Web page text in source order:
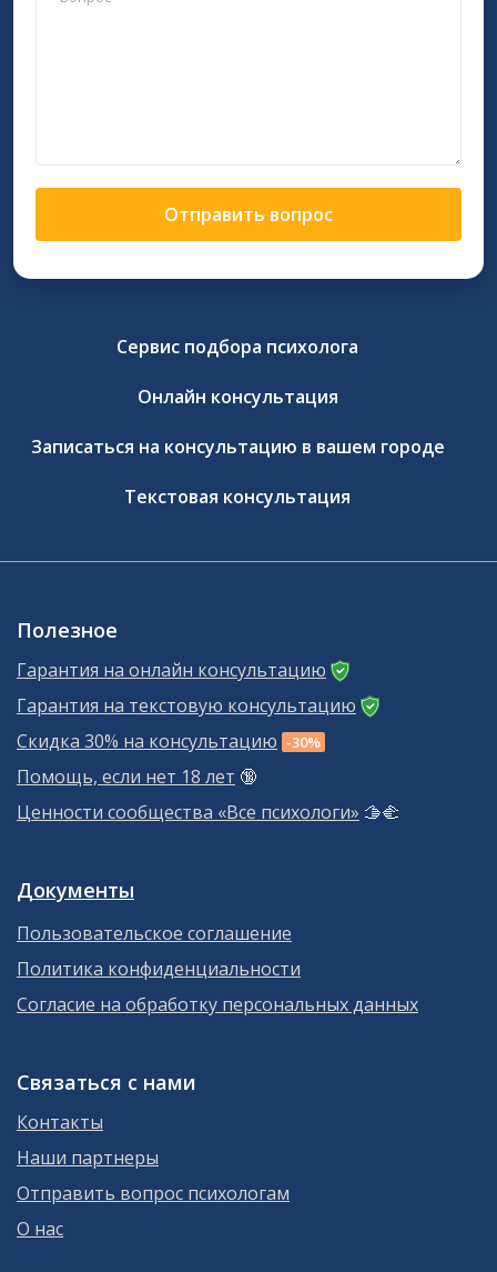
Отправить вопрос
Сервис подбора психолога
Онлайн консультация
Записаться на консультацию в вашем городе
Текстовая консультация
Полезное
Гарантия на онлайн консультацию
Гарантия на текстовую консультацию
Скидка 30% на консультацию -30%
Помощь, если нет 18 лет 🔞
Ценности сообщества «Все психологи» 🫱‍🫲
Документы
Пользовательское соглашение
Политика конфиденциальности
Согласие на обработку персональных данных
Связаться с нами
Контакты
Наши партнеры
Отправить вопрос психологам
О нас